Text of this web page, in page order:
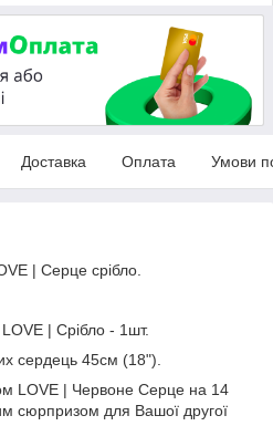
Доставка Оплата Умови
| Серце срібло.
LOVE | Срібло - 1шт.
сердець 45см (18").
LOVE | Червоне Серце на 14
сюрпризом для Вашої другої